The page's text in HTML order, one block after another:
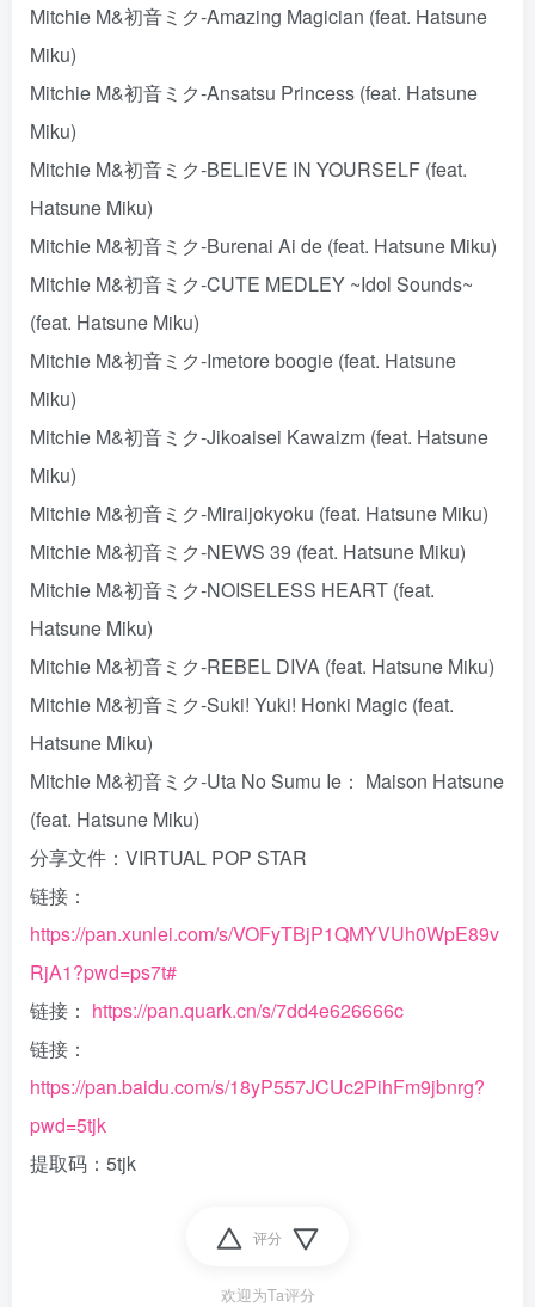
Mitchie M&初音ミク-Amazing Magician (feat. Hatsune
Miku)
Mitchie M&初音ミク-Ansatsu Princess (feat. Hatsune
Miku)
Mitchie M&初音ミク-BELIEVE IN YOURSELF (feat.
Hatsune Miku)
Mitchie M&初音ミク-Burenai Ai de (feat. Hatsune Miku)
Mitchie M&初音ミク-CUTE MEDLEY ~Idol Sounds~
(feat. Hatsune Miku)
Mitchie M&初音ミク-Imetore boogie (feat. Hatsune
Miku)
Mitchie M&初音ミク-Jikoaisei Kawaizm (feat. Hatsune
Miku)
Mitchie M&初音ミク-Miraijokyoku (feat. Hatsune Miku)
Mitchie M&初音ミク-NEWS 39 (feat. Hatsune Miku)
Mitchie M&初音ミク-NOISELESS HEART (feat.
Hatsune Miku)
Mitchie M&初音ミク-REBEL DIVA (feat. Hatsune Miku)
Mitchie M&初音ミク-Suki! Yuki! Honki Magic (feat.
Hatsune Miku)
Mitchie M&初音ミク-Uta No Sumu Ie： Maison Hatsune
(feat. Hatsune Miku)
分享文件：VIRTUAL POP STAR
链接：
https://pan.xunlei.com/s/VOFyTBjP1QMYVUh0WpE89v
RjA1?pwd=ps7t#
链接： https://pan.quark.cn/s/7dd4e626666c
链接：
https://pan.baidu.com/s/18yP557JCUc2PihFm9jbnrg?
pwd=5tjk
提取码：5tjk
评分
欢迎为Ta评分